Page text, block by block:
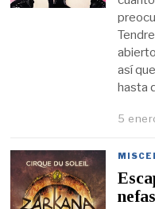
así
hasta
5